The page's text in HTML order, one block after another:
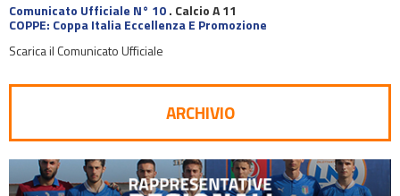
Comunicato Ufficiale N° 10. Calcio A 11
COPPE: Coppa Italia Eccellenza E Promozione
Scarica il Comunicato Ufficiale
ARCHIVIO